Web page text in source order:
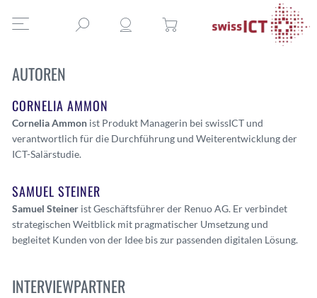
AUTOREN
CORNELIA AMMON
Cornelia Ammon ist Produkt Managerin bei swissICT und
verantwortlich für die Durchführung und Weiterentwicklung der
ICT-Salärstudie.
SAMUEL STEINER
Samuel Steiner ist Geschäftsführer der Renuo AG. Er verbindet
strategischen Weitblick mit pragmatischer Umsetzung und
begleitet Kunden von der Idee bis zur passenden digitalen Lösung.
INTERVIEWPARTNER